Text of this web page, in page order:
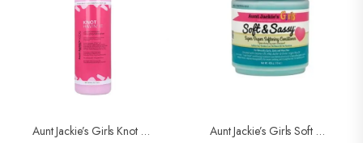
Aunt Jackie’s Girls Knot Havin’it ! (Démêlant Hydratant) 355ml Aunt Jackie’s Girls Soft And Sassy (après-Shampoing Super Adoucissant) 426g